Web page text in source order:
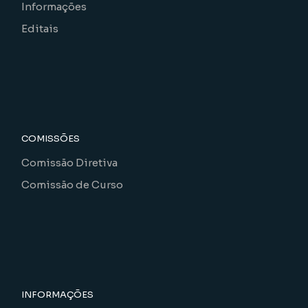
Informações
Editais
COMISSÕES
Comissão Diretiva
Comissão de Curso
INFORMAÇÕES